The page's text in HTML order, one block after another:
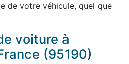
de votre véhicule, quel que
voiture à
(95190)